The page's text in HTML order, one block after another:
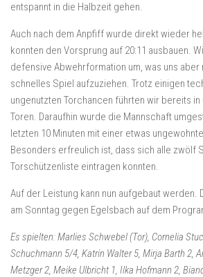
entspannt in die Halbzeit gehen.
Auch nach dem Anpfiff wurde direkt wieder
konnten den Vorsprung auf 20:11 ausbauen.
defensive Abwehrformation um, was uns aber
schnelles Spiel aufzuziehen. Trotz einigen
ungenutzten Torchancen führten wir bereits in
Toren. Daraufhin wurde die Mannschaft
letzten 10 Minuten mit einer etwas
Besonders erfreulich ist, dass sich alle zwölf
Torschützenliste eintragen konnten.
Auf der Leistung kann nun aufgebaut werden.
am Sonntag gegen Egelsbach auf dem
Es spielten: Marlies Schwebel (Tor), Cornelia
Schuchmann 5/4, Katrin Walter 5, Mirja Barth 2,
Metzger 2, Meike Ulbricht 1, Ilka Hofmann 2,